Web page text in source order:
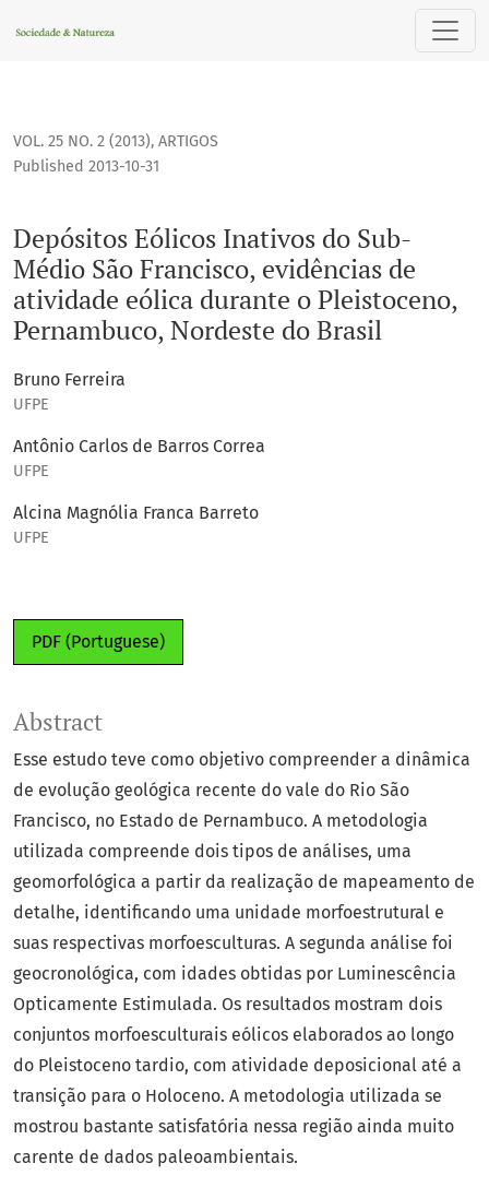
Depósitos Eólicos Inativos do Sub-Médio São Francisco,
VOL. 25 NO. 2 (2013), ARTIGOS
Depósitos Eólicos Inativos do Sub-
Médio São Francisco, evidências de
atividade eólica durante o Pleistoceno,
Pernambuco, Nordeste do Brasil
Published 2013-10-31
Bruno Ferreira
UFPE
Antônio Carlos de Barros Correa
UFPE
Alcina Magnólia Franca Barreto
UFPE
PDF (Portuguese)
Abstract
Esse estudo teve como objetivo compreender a dinâmica
de evolução geológica recente do vale do Rio São
Francisco, no Estado de Pernambuco. A metodologia
utilizada compreende dois tipos de análises, uma
geomorfológica a partir da realização de mapeamento de
detalhe, identificando uma unidade morfoestrutural e
suas respectivas morfoesculturas. A segunda análise foi
geocronológica, com idades obtidas por Luminescência
Opticamente Estimulada. Os resultados mostram dois
conjuntos morfoesculturais eólicos elaborados ao longo
do Pleistoceno tardio, com atividade deposicional até a
transição para o Holoceno. A metodologia utilizada se
mostrou bastante satisfatória nessa região ainda muito
carente de dados paleoambientais.